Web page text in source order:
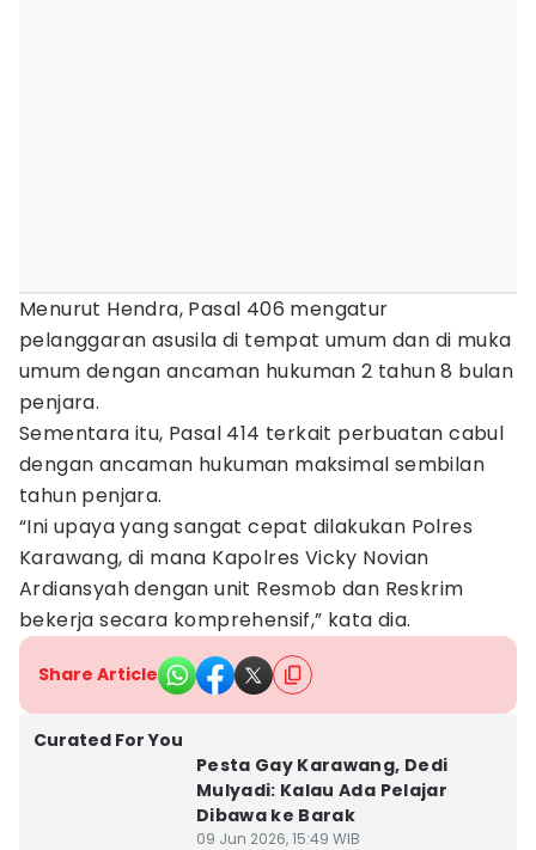
Menurut Hendra, Pasal 406 mengatur
pelanggaran asusila di tempat umum dan di muka
umum dengan ancaman hukuman 2 tahun 8 bulan
penjara.
Sementara itu, Pasal 414 terkait perbuatan cabul
dengan ancaman hukuman maksimal sembilan
tahun penjara.
“Ini upaya yang sangat cepat dilakukan Polres
Karawang, di mana Kapolres Vicky Novian
Ardiansyah dengan unit Resmob dan Reskrim
bekerja secara komprehensif,” kata dia.
Share Article
Curated For You
Pesta Gay Karawang, Dedi
Mulyadi: Kalau Ada Pelajar
Dibawa ke Barak
09 Jun 2026, 15:49 WIB